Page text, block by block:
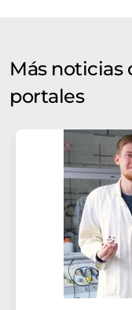
Más noticias
portales